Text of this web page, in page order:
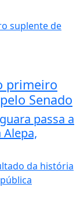
primeiro
Senado
passa a